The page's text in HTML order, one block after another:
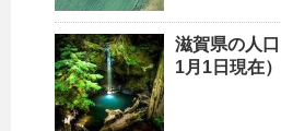
滋賀県の人口
1月1日現在）